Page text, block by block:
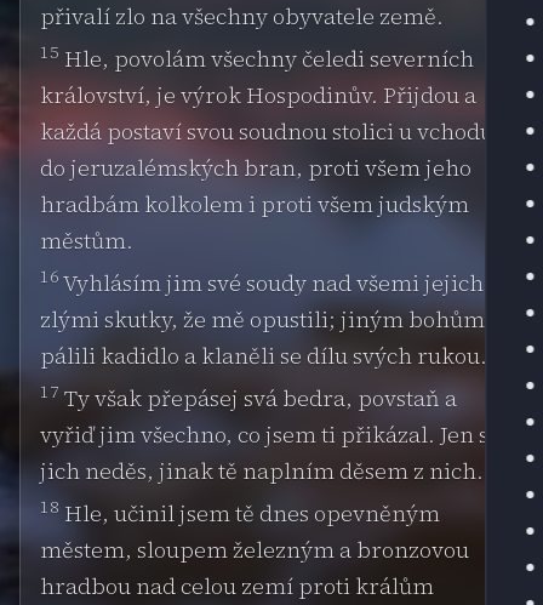
přivalí zlo na všechny obyvatele země.
15 Hle, povolám všechny čeledi severních
království, je výrok Hospodinův. Přijdou a
každá postaví svou soudnou stolici u vchodu
do jeruzalémských bran, proti všem jeho
hradbám kolkolem i proti všem judským
městům.
16 Vyhlásím jim své soudy nad všemi jejich
zlými skutky, že mě opustili; jiným bohům
pálili kadidlo a klaněli se dílu svých rukou.
17 Ty však přepásej svá bedra, povstaň a
vyřiď jim všechno, co jsem ti přikázal. Jen se
jich neděs, jinak tě naplním děsem z nich.
18 Hle, učinil jsem tě dnes opevněným
městem, sloupem železným a bronzovou
hradbou nad celou zemí proti králům